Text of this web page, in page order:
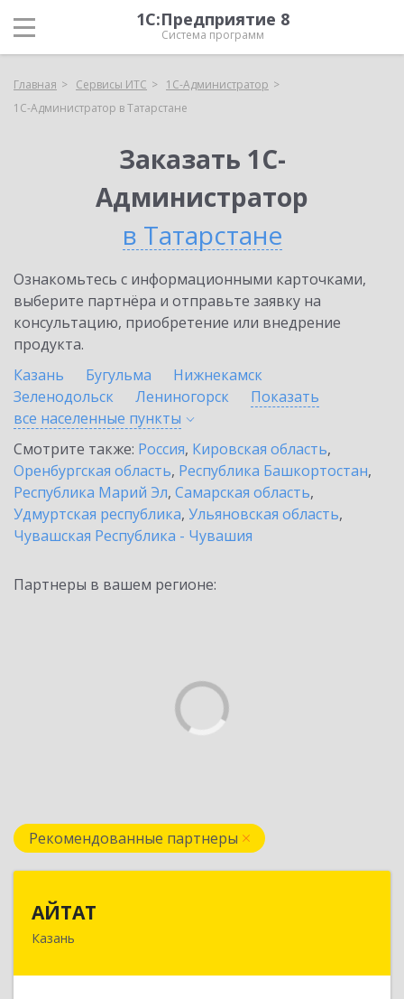
1С:Предприятие 8
Система программ
Главная Сервисы ИТС
1С-Администратор
1С-Администратор в Татарстане
Заказать 1С-
Администратор
в Татарстане
Ознакомьтесь с информационными карточками,
выберите партнёра и отправьте заявку на
консультацию, приобретение или внедрение
продукта.
Казань
Бугульма
Нижнекамск
Зеленодольск
Лениногорск
Показать
все населенные пункты
Смотрите также: Россия, Кировская область,
Оренбургская область, Республика Башкортостан,
Республика Марий Эл, Самарская область,
Удмуртская республика, Ульяновская область,
Чувашская Республика - Чувашия
Партнеры в вашем регионе:
Рекомендованные партнеры
АЙТАТ
Казань